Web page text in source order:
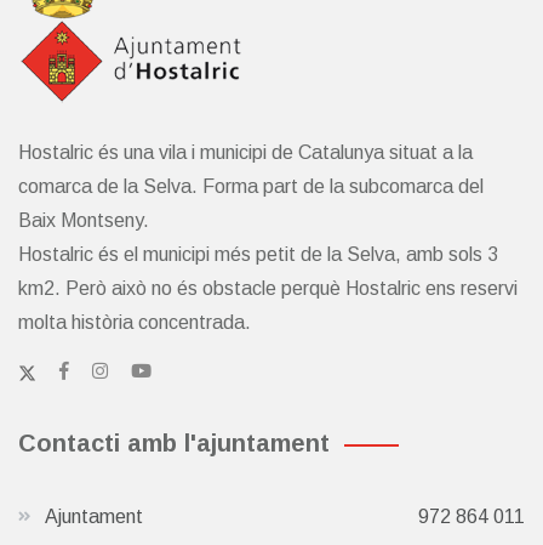
Hostalric és una vila i municipi de Catalunya situat a la
comarca de la Selva. Forma part de la subcomarca del
Baix Montseny.
Hostalric és el municipi més petit de la Selva, amb sols 3
km2. Però això no és obstacle perquè Hostalric ens reservi
molta història concentrada.
Contacti amb l'ajuntament
Ajuntament
972 864 011